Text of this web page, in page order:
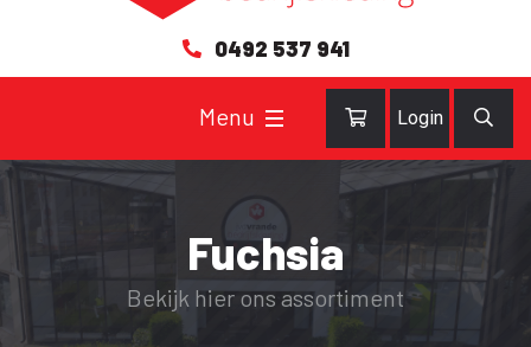
0492 537 941
Login
Fuchsia
Bekijk hier ons assortiment